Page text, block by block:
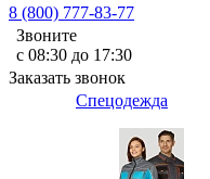
8 (800) 777-83-77
Звоните
с 08:30 до 17:30
Заказать звонок
Спецодежда